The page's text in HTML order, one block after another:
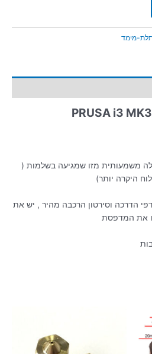
מימד
משמעותית מזו שמגיעה בשלמות (
היקרה יותר)
הדרכה וסירטון הרכבה מהיר , יש את
את המדפסת